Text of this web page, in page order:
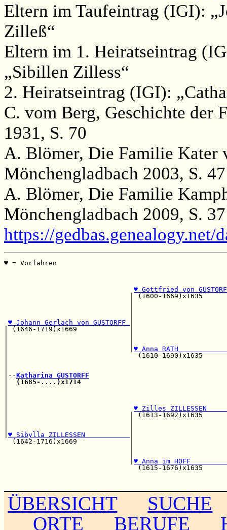
Eltern im Taufeintrag (IGI):
Zilleß“
Eltern im 1. Heiratseintrag
„Sibillen Zilless“
2. Heiratseintrag (IGI):
C. vom Berg, Geschichte der
1931, S. 70
A. Blömer, Die Familie Kater
Mönchengladbach 2003, S. 47
A. Blömer, Die Familie
Mönchengladbach 2009, S. 37
https://gedbas.genealogy.net/
♥ =
♥ Gottfried von
|
♥ Johann Gerlach von GUSTORFF
| (1646-1719)x1669             |
♥ Anna
|                                (1610-
|--Katharina GUSTORFF
(1685-....)x1714
♥ Zilles
|                              | (1613-
♥ Sibylla ZILLESSEN
(1642-1716)x1669             |
♥ Anna im
(1615-
ÜBERSICHT
SUCHE
ORTE
BERUFE